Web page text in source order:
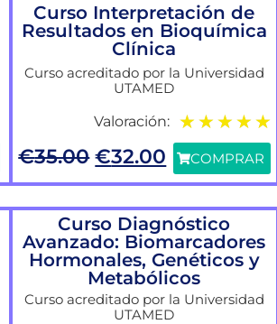
Curso Interpretación de
Resultados en Bioquímica
Clínica
Curso acreditado por la Universidad
UTAMED
Valoración: ★ ★ ★ ★ ★
€35.00 €32.00 COMPRAR
Curso Diagnóstico
Avanzado: Biomarcadores
Hormonales, Genéticos y
Metabólicos
Curso acreditado por la Universidad
UTAMED